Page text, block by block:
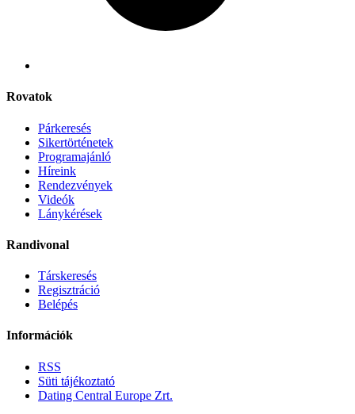
Rovatok
Párkeresés
Sikertörténetek
Programajánló
Híreink
Rendezvények
Videók
Lánykérések
Randivonal
Társkeresés
Regisztráció
Belépés
Információk
RSS
Süti tájékoztató
Dating Central Europe Zrt.